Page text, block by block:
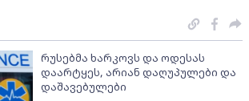
რუსებმა ხარკოვს და ოდესას
დაარტყეს, არიან დაღუპულები და
დაშავებულები